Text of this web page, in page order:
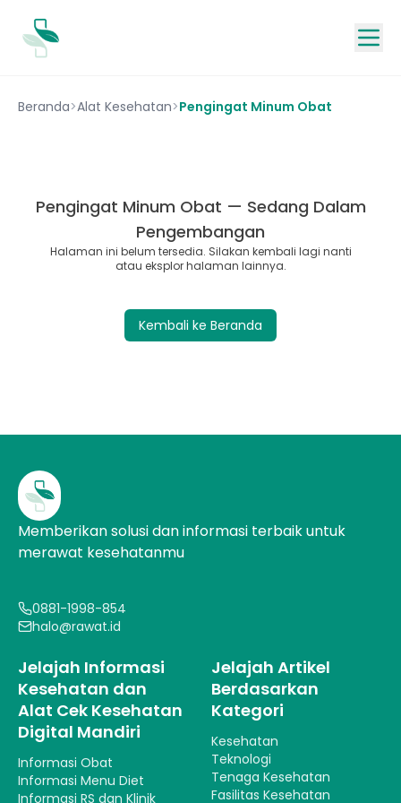
Beranda>Alat Kesehatan>Pengingat Minum Obat
Pengingat Minum Obat — Sedang Dalam
Pengembangan
Halaman ini belum tersedia. Silakan kembali lagi nanti
atau eksplor halaman lainnya.
Kembali ke Beranda
Memberikan solusi dan informasi terbaik untuk
merawat kesehatanmu
0881-1998-854
halo@rawat.id
Jelajah Informasi
Kesehatan dan
Alat Cek Kesehatan
Digital Mandiri
Informasi Obat
Informasi Menu Diet
Informasi RS dan Klinik
Jelajah Artikel
Berdasarkan
Kategori
Kesehatan
Teknologi
Tenaga Kesehatan
Fasilitas Kesehatan